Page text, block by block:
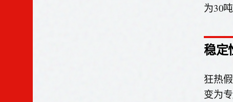
为30
稳定
狂热
变为